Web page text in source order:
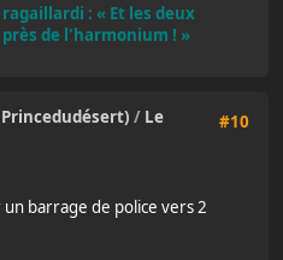
: « Et les deux
de l'harmonium ! »
#10
/ Le
barrage de police vers 2